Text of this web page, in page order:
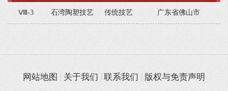
Ⅷ-3 石湾陶塑技艺 传统技艺 广东省佛山市
网站地图 关于我们 联系我们 版权与免责声明